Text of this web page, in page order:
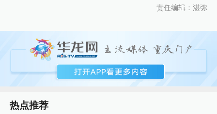
责任编辑：湛弥
热点推荐